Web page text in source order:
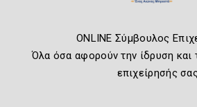
ONLINE Σύμβουλος
Όλα όσα αφορούν την ίδρυση και
επιχείρησής